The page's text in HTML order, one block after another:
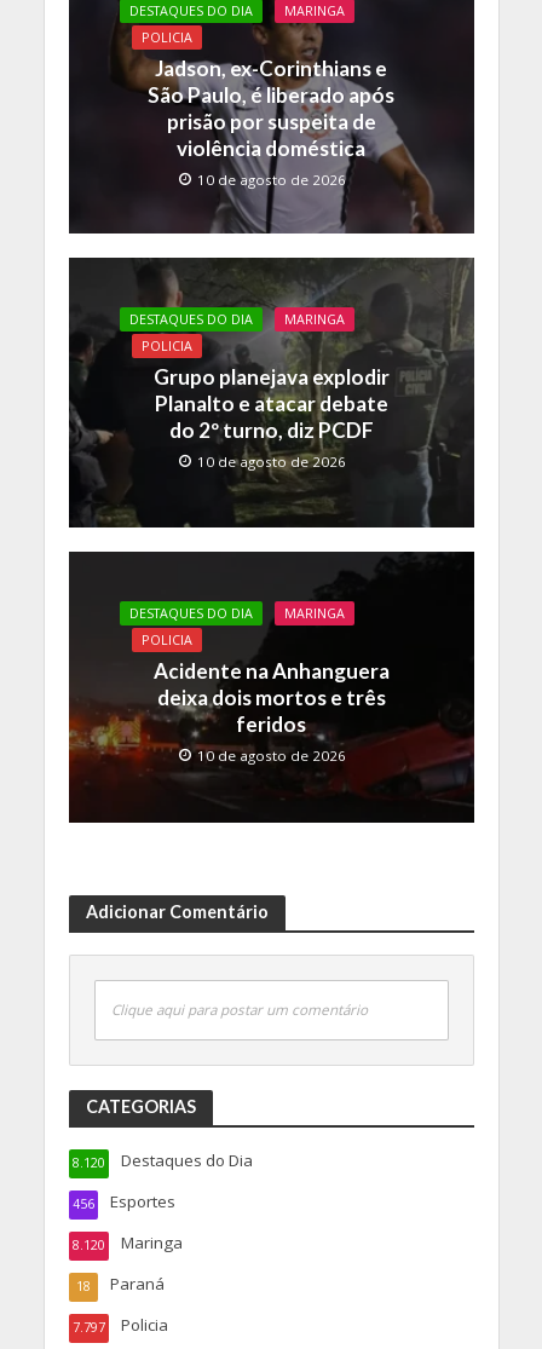
o
k
p
p
n
k
DESTAQUES DO DIA
MARINGA
POLICIA
Jadson, ex-Corinthians e
São Paulo, é liberado após
prisão por suspeita de
violência doméstica
10 de agosto de 2026
DESTAQUES DO DIA
MARINGA
POLICIA
Grupo planejava explodir
Planalto e atacar debate
do 2º turno, diz PCDF
10 de agosto de 2026
DESTAQUES DO DIA
MARINGA
POLICIA
Acidente na Anhanguera
deixa dois mortos e três
feridos
10 de agosto de 2026
Adicionar Comentário
Clique aqui para postar um comentário
CATEGORIAS
Destaques do Dia
8.120
Esportes
456
Maringa
8.120
Paraná
18
Policia
7.797